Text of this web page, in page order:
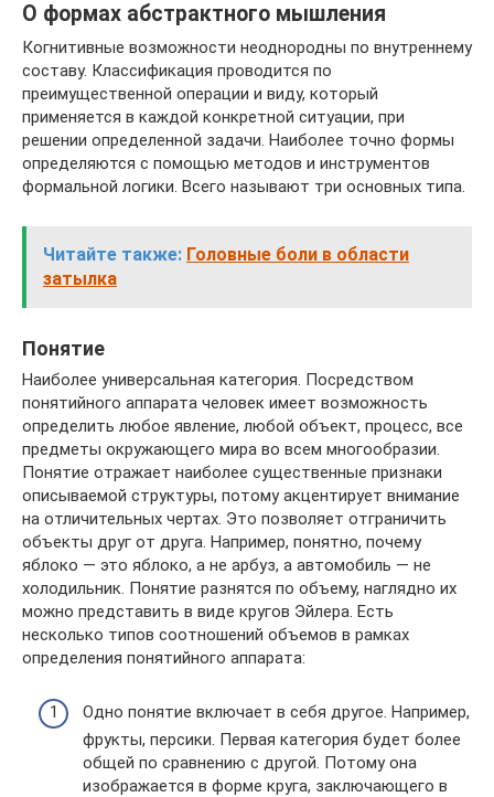
О формах абстрактного мышления
Когнитивные возможности неоднородны по внутреннему
составу. Классификация проводится по
преимущественной операции и виду, который
применяется в каждой конкретной ситуации, при
решении определенной задачи. Наиболее точно формы
определяются с помощью методов и инструментов
формальной логики. Всего называют три основных типа.
Читайте также: Головные боли в области
затылка
Понятие
Наиболее универсальная категория. Посредством
понятийного аппарата человек имеет возможность
определить любое явление, любой объект, процесс, все
предметы окружающего мира во всем многообразии.
Понятие отражает наиболее существенные признаки
описываемой структуры, потому акцентирует внимание
на отличительных чертах. Это позволяет отграничить
объекты друг от друга. Например, понятно, почему
яблоко — это яблоко, а не арбуз, а автомобиль — не
холодильник. Понятие разнятся по объему, наглядно их
можно представить в виде кругов Эйлера. Есть
несколько типов соотношений объемов в рамках
определения понятийного аппарата:
Одно понятие включает в себя другое. Например,
фрукты, персики. Первая категория будет более
общей по сравнению с другой. Потому она
изображается в форме круга, заключающего в